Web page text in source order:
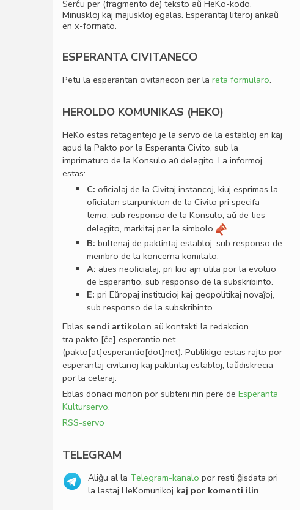
Serĉu per (fragmento de) teksto aŭ HeKo-kodo.
Minuskloj kaj majuskloj egalas. Esperantaj literoj ankaŭ
en x-formato.
ESPERANTA CIVITANECO
Petu la esperantan civitanecon per la reta formularo.
HEROLDO KOMUNIKAS (HEKO)
HeKo estas retagentejo je la servo de la establoj en kaj
apud la Pakto por la Esperanta Civito, sub la
imprimaturo de la Konsulo aŭ delegito. La informoj
estas:
C: oﬁcialaj de la Civitaj instancoj, kiuj esprimas la
oﬁcialan starpunkton de la Civito pri specifa
temo, sub responso de la Konsulo, aŭ de ties
delegito, markitaj per la simbolo
.
B: bultenaj de paktintaj establoj, sub responso de
membro de la koncerna komitato.
A: alies neoﬁcialaj, pri kio ajn utila por la evoluo
de Esperantio, sub responso de la subskribinto.
E: pri Eŭropaj institucioj kaj geopolitikaj novaĵoj,
sub responso de la subskribinto.
Eblas sendi artikolon aŭ kontakti la redakcion
tra pakto [ĉe] esperantio.net
(pakto[at]esperantio[dot]net). Publikigo estas rajto por
esperantaj civitanoj kaj paktintaj establoj, laŭdiskrecia
por la ceteraj.
Eblas donaci monon por subteni nin pere de Esperanta
Kulturservo.
RSS-servo
TELEGRAM
Aliĝu al la Telegram-kanalo por resti ĝisdata pri
la lastaj HeKomunikoj kaj por komenti ilin.